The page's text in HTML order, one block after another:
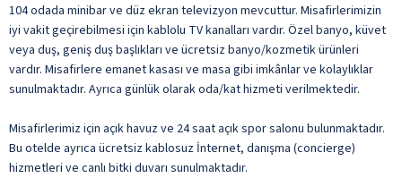
104 odada minibar ve düz ekran televizyon mevcuttur. Misafirlerimizin
iyi vakit geçirebilmesi için kablolu TV kanalları vardır. Özel banyo, küvet
veya duş, geniş duş başlıkları ve ücretsiz banyo/kozmetik ürünleri
vardır. Misafirlere emanet kasası ve masa gibi imkânlar ve kolaylıklar
sunulmaktadır. Ayrıca günlük olarak oda/kat hizmeti verilmektedir.
Misafirlerimiz için açık havuz ve 24 saat açık spor salonu bulunmaktadır.
Bu otelde ayrıca ücretsiz kablosuz İnternet, danışma (concierge)
hizmetleri ve canlı bitki duvarı sunulmaktadır.